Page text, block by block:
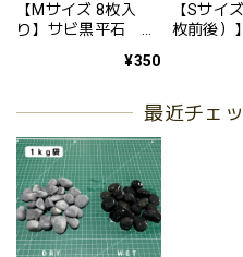
【Mサイズ 8枚入
り】サビ黒平石 扁
階段石にも使える テ
風 かっこいい
¥350
【Sサイ
枚前後）
階段石に
最近チェ